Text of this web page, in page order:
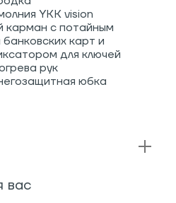
YKK vision
карман с потайным
карт и
для ключей
рук
юбка
вас